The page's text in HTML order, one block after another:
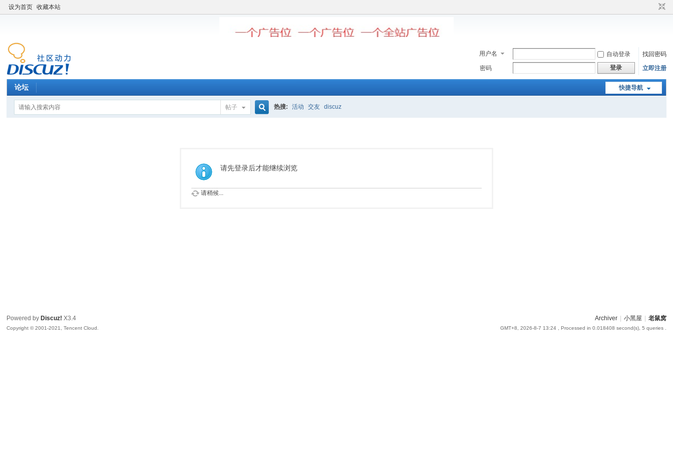
设为首页 收藏本站
用户名 自动登录
找回密码
密码
登录 立即注册
快捷导航
论坛
帖子
索
热搜: 活动 交友 discuz
请先登录后才能继续浏览
请稍候...
Archiver 小黑屋 老鼠窝
GMT+8, 2026-8-7 13:24, Processed in 0.018408 second(s), 5 queries .
Powered by Discuz! X3.4
Copyright © 2001-2021, Tencent Cloud.